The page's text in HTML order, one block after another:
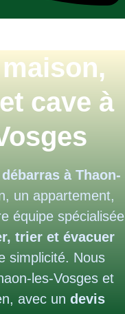
cave à
débarras à Thaon-
un appartement,
équipe spécialisée
trier et évacuer
simplicité. Nous
les-Vosges et
avec un devis